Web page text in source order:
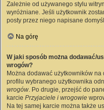
Zależnie od używanego stylu
wyróżniane. Jeśli użytkownik
posty przez niego napisane
Na górę
W jaki sposób można dodawać/
wrogów?
Można dodawać użytkowników
profilu wybranego użytkownika
wrogów. Po drugie, przejść do
karcie Przyjaciele i wrogowie
Na tej samej karcie można także